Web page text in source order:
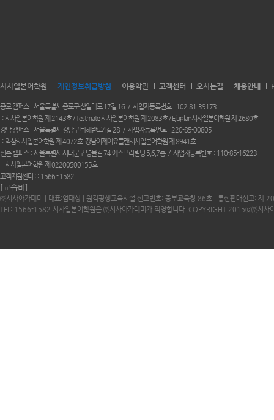
시사일본어학원 개인정보취급방침 이용약관 고객센터 오시는길 채용안내
종로 캠퍼스 서울특별시 종로구 삼일대로 17길 16 사업자등록번호
102-81-39173
시사일본어학원 제 2143호 / Testmate 시사일본어학원 제 2083호 / Ejuplan시사일본어학원 제 2680호
강남 캠퍼스
서울특별시 강남구 테헤란로4길 28 사업자등록번호
220-85-00805
역삼시사일본어학원 제 4072호. 강남이제이유플랜시사일본어학원 제 8941호
신촌 캠퍼스
서울특별시 서대문구 명물길 74 에스프리빌딩 5,6,7층 사업자등록번호
110-85-16223
시사일본어학원 제 02200500155호
고객지원센터 :
1566 - 1582
[교습비]
㈜시사아카데미 | 대표:엄태상 | 원격평생교육시설 신고번호: 중부교육청 86호 | 통신판매신고: 제
TEL: 1566-1582 시사일본어학원은 ㈜시사아카데미가 직영합니다. COPYRIGHT 2015ⓒ㈜시사